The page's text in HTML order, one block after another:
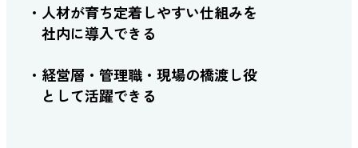
・人材が育ち定着しやすい仕組みを
社内に導入できる
・経営層・管理職・現場の橋渡し役
として活躍できる